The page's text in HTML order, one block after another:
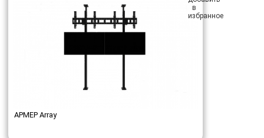
АРМЕР Array